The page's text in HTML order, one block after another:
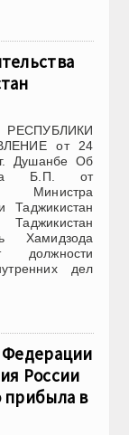
от 24
Душанбе Об
Б.П. от
Министра
Таджикистан
Таджикистан
Хамидзода
должности
дел
Федерации
России
прибыла в